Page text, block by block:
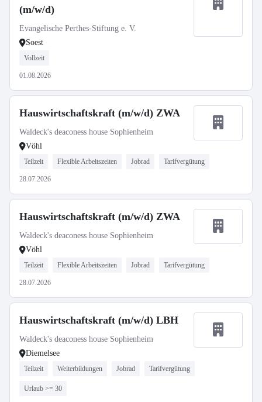
(m/w/d)
Evangelische Perthes-Stiftung e. V.
Soest
Vollzeit
01.08.2026
Hauswirtschaftskraft (m/w/d) ZWA
Waldeck's deaconess house Sophienheim
Vöhl
Teilzeit Flexible Arbeitszeiten Jobrad Tarifvergütung
28.07.2026
Hauswirtschaftskraft (m/w/d) ZWA
Waldeck's deaconess house Sophienheim
Vöhl
Teilzeit Flexible Arbeitszeiten Jobrad Tarifvergütung
28.07.2026
Hauswirtschaftskraft (m/w/d) LBH
Waldeck's deaconess house Sophienheim
Diemelsee
Teilzeit Weiterbildungen Jobrad Tarifvergütung
Urlaub >= 30